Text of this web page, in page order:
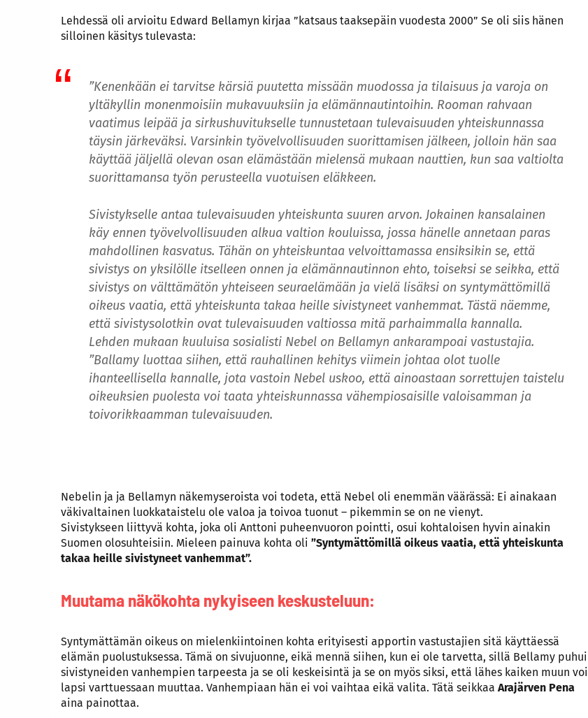
Lehdessä oli arvioitu Edward Bellamyn kirjaa ”katsaus taaksepäin vuodesta 2000” Se oli siis hänen
silloinen käsitys tulevasta:
”Kenenkään ei tarvitse kärsiä puutetta missään muodossa ja tilaisuus ja varoja on
yltäkyllin monenmoisiin mukavuuksiin ja elämännautintoihin. Rooman rahvaan
vaatimus leipää ja sirkushuvitukselle tunnustetaan tulevaisuuden yhteiskunnassa
täysin järkeväksi. Varsinkin työvelvollisuuden suorittamisen jälkeen, jolloin hän saa
käyttää jäljellä olevan osan elämästään mielensä mukaan nauttien, kun saa valtiolta
suorittamansa työn perusteella vuotuisen eläkkeen.
Sivistykselle antaa tulevaisuuden yhteiskunta suuren arvon. Jokainen kansalainen
käy ennen työvelvollisuuden alkua valtion kouluissa, jossa hänelle annetaan paras
mahdollinen kasvatus. Tähän on yhteiskuntaa velvoittamassa ensiksikin se, että
sivistys on yksilölle itselleen onnen ja elämännautinnon ehto, toiseksi se seikka, että
sivistys on välttämätön yhteiseen seuraelämään ja vielä lisäksi on syntymättömillä
oikeus vaatia, että yhteiskunta takaa heille sivistyneet vanhemmat. Tästä näemme,
että sivistysolotkin ovat tulevaisuuden valtiossa mitä parhaimmalla kannalla.
Lehden mukaan kuuluisa sosialisti Nebel on Bellamyn ankarampoai vastustajia.
”Ballamy luottaa siihen, että rauhallinen kehitys viimein johtaa olot tuolle
ihanteellisella kannalle, jota vastoin Nebel uskoo, että ainoastaan sorrettujen taistelu
oikeuksien puolesta voi taata yhteiskunnassa vähempiosaisille valoisamman ja
toivorikkaamman tulevaisuuden.
Nebelin ja ja Bellamyn näkemyseroista voi todeta, että Nebel oli enemmän väärässä: Ei ainakaan
väkivaltainen luokkataistelu ole valoa ja toivoa tuonut – pikemmin se on ne vienyt.
Sivistykseen liittyvä kohta, joka oli Anttoni puheenvuoron pointti, osui kohtaloisen hyvin ainakin
Suomen olosuhteisiin. Mieleen painuva kohta oli ”Syntymättömillä oikeus vaatia, että yhteiskunta
takaa heille sivistyneet vanhemmat”.
Muutama näkökohta nykyiseen keskusteluun:
Syntymättämän oikeus on mielenkiintoinen kohta erityisesti apportin vastustajien sitä käyttäessä
elämän puolustuksessa. Tämä on sivujuonne, eikä mennä siihen, kun ei ole tarvetta, sillä Bellamy puhui
sivistyneiden vanhempien tarpeesta ja se oli keskeisintä ja se on myös siksi, että lähes kaiken muun voi
lapsi varttuessaan muuttaa. Vanhempiaan hän ei voi vaihtaa eikä valita. Tätä seikkaa Arajärven Pena
aina painottaa.